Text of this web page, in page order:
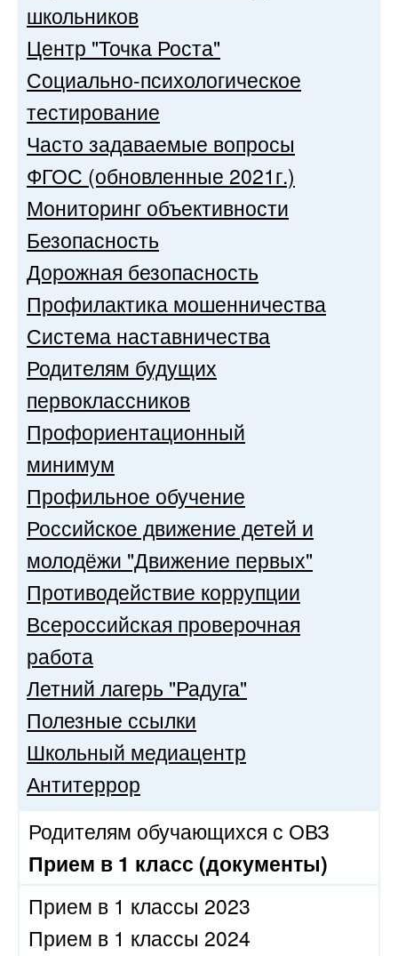
школьников
Центр "Точка Роста"
Социально-психологическое
тестирование
Часто задаваемые вопросы
ФГОС (обновленные 2021г.)
Мониторинг объективности
Безопасность
Дорожная безопасность
Профилактика мошенничества
Система наставничества
Родителям будущих
первоклассников
Профориентационный
минимум
Профильное обучение
Российское движение детей и
молодёжи "Движение первых"
Противодействие коррупции
Всероссийская проверочная
работа
Летний лагерь "Радуга"
Полезные ссылки
Школьный медиацентр
Антитеррор
Родителям обучающихся с ОВЗ
Прием в 1 класс (документы)
Прием в 1 классы 2023
Прием в 1 классы 2024